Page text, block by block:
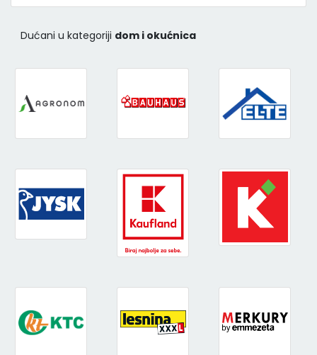
Dućani u kategoriji dom i okućnica